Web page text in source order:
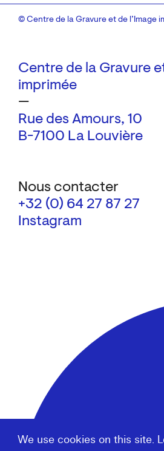
We use cookies on this site.
Centre de la Gravure
imprimée
—
Rue des Amours, 10
B-7100 La Louvière
Nous contacter
+32 (0) 64 27 87 27
Instagram
© Centre de la Gravure et de l’Image